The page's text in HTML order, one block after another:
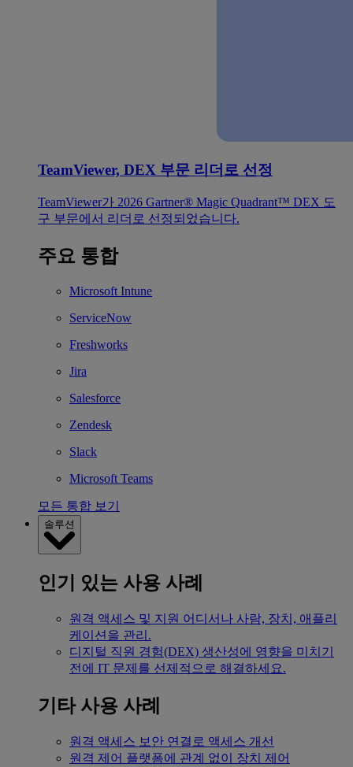
TeamViewer, DEX 부문 리더로 선정
TeamViewer가 2026 Gartner® Magic Quadrant™ DEX 도
구 부문에서 리더로 선정되었습니다.
주요 통합
Microsoft Intune
ServiceNow
Freshworks
Jira
Salesforce
Zendesk
Slack
Microsoft Teams
모든 통합 보기
솔루션
인기 있는 사용 사례
원격 액세스 및 지원 어디서나 사람, 장치, 애플리
케이션을 관리.
디지털 직원 경험(DEX) 생산성에 영향을 미치기
전에 IT 문제를 선제적으로 해결하세요.
기타 사용 사례
원격 액세스 보안 연결로 액세스 개선
원격 제어 플랫폼에 관계 없이 장치 제어